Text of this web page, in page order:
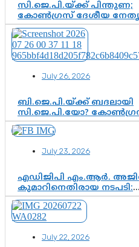
സി.ജെ.പി.യ്ക്ക് പിന്തുണ;
കോൺഗ്രസ് ദേശീയ
ആശങ്കയോ?
ഭിന്നാഭിപ്രായമെന്ന
July 26, 2026
ബി.ജെ.പി.യ്ക്ക് ബദലായി
സി.ജെ.പി.യോ?
രാഷ്ട്രീയ ഇടം
സിജെപി
വഴിത്തിരിവ്
July 23, 2026
എഡിജിപി എം.ആർ.
കുമാറിനെതിരായ നടപടി:
സസ്പെൻഷനിൽ
അതോ കൂടുതൽ കടുത്ത
നടപടികളിലേക്കോ?
July 22, 2026